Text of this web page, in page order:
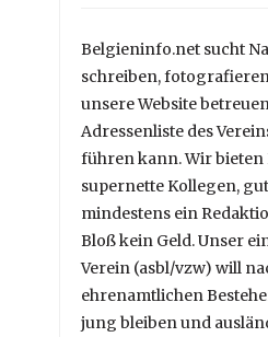
Belgieninfo.net sucht
schreiben,
unsere Website
Adressenliste des
führen kann. Wir bieten
supernette Kollegen,
mindestens ein
Bloß kein Geld. Unser
Verein (asbl/vzw) will
ehrenamtlichen
jung bleiben und